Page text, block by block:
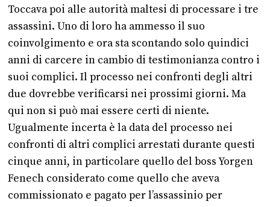
Toccava poi alle autorità maltesi di processare i tre
assassini. Uno di loro ha ammesso il suo
coinvolgimento e ora sta scontando solo quindici
anni di carcere in cambio di testimonianza contro i
suoi complici. Il processo nei confronti degli altri
due dovrebbe verificarsi nei prossimi giorni. Ma
qui non si può mai essere certi di niente.
Ugualmente incerta è la data del processo nei
confronti di altri complici arrestati durante questi
cinque anni, in particolare quello del boss Yorgen
Fenech considerato come quello che aveva
commissionato e pagato per l’assassinio per